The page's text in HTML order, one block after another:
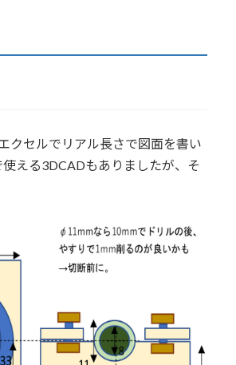
クセルでリアル長さで図面を書い
える3DCADもありましたが、そ